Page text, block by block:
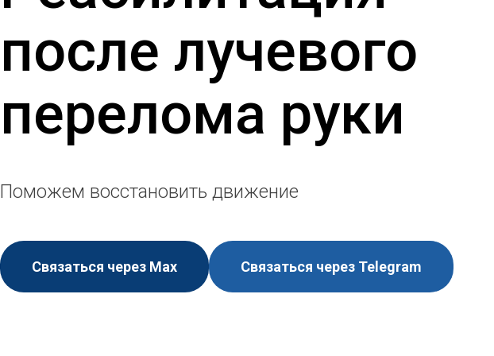
после лучевого
перелома руки
Поможем восстановить движение
Связаться через Мах Связаться через Telegram